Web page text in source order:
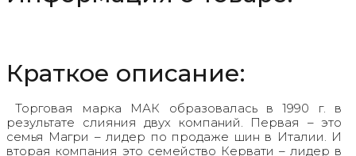
Краткое описание:
Торговая марка МАК образовалась в 1990 г. в
результате слияния двух компаний. Первая – это
семья Магри – лидер по продаже шин в Италии. И
вторая компания это семейство Кервати – лидер в